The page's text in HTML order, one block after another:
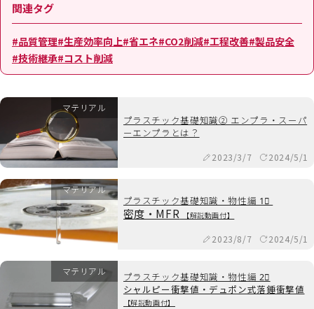
関連タグ
#品質管理#生産効率向上#省エネ#CO2削減#工程改善#製品安全
#技術継承#コスト削減
マテリアル
プラスチック基礎知識② エンプラ・スーパ
ーエンプラとは？
2023/3/7 2024/5/1
マテリアル
プラスチック基礎知識・物性編 1⃣
密度・MFR 【解説動画付】
2023/8/7 2024/5/1
マテリアル
プラスチック基礎知識・物性編 2⃣
シャルピー衝撃値・デュポン式落錘衝撃値
【解説動画付】